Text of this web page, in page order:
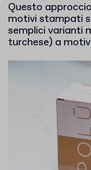
Questo
motivi stampati
semplici varianti
turchese) a